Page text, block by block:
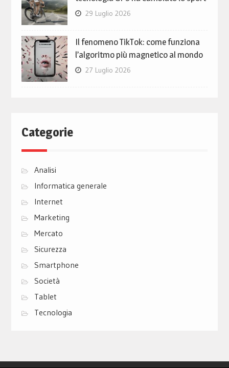
29 Luglio 2026
Il fenomeno TikTok: come funziona
l’algoritmo più magnetico al mondo
27 Luglio 2026
Categorie
Analisi
Informatica generale
Internet
Marketing
Mercato
Sicurezza
Smartphone
Società
Tablet
Tecnologia